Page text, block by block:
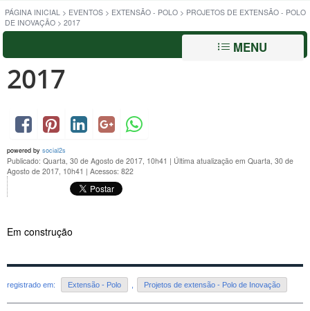
PÁGINA INICIAL > EVENTOS > EXTENSÃO - POLO > PROJETOS DE EXTENSÃO - POLO
DE INOVAÇÃO > 2017
MENU
2017
powered by social2s
Publicado: Quarta, 30 de Agosto de 2017, 10h41 | Última atualização em Quarta, 30 de
Agosto de 2017, 10h41 | Acessos: 822
Em construção
registrado em: Extensão - Polo Projetos de extensão - Polo de Inovação